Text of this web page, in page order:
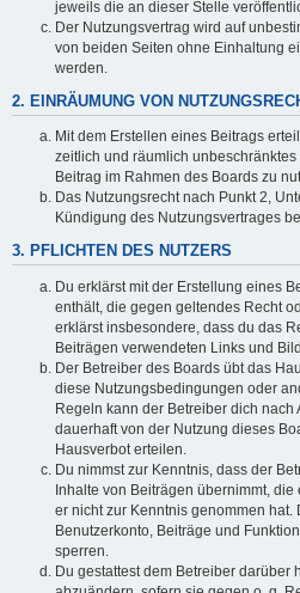
jeweils die an dieser Stelle
Der Nutzungsvertrag wird auf
von beiden Seiten ohne Einhaltung
werden.
2. EINRÄUMUNG VON
Mit dem Erstellen eines Beitrags
zeitlich und räumlich
Beitrag im Rahmen des Boards zu
Das Nutzungsrecht nach Punkt 2,
Kündigung des Nutzungsvertrages
3. PFLICHTEN DES NUTZERS
Du erklärst mit der Erstellung eines
enthält, die gegen geltendes Recht
erklärst insbesondere, dass du das
Beiträgen verwendeten Links und
Der Betreiber des Boards übt das
diese Nutzungsbedingungen oder
Regeln kann der Betreiber dich
dauerhaft von der Nutzung dieses
Hausverbot erteilen.
Du nimmst zur Kenntnis, dass der
Inhalte von Beiträgen übernimmt,
er nicht zur Kenntnis genommen hat.
Benutzerkonto, Beiträge und
sperren.
Du gestattest dem Betreiber darüber